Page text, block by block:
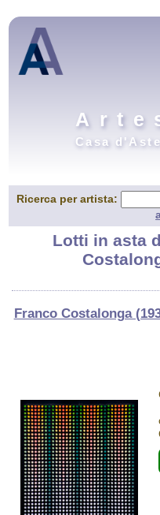
Casa
Ricerca per artista:
Lotti in asta
Franco Costalonga